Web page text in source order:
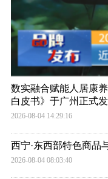
数实融合赋能人居康
白皮书》于广州正式
2026-08-04 14:29:16
西宁·东西部特色商品
2026-08-04 08:03:40